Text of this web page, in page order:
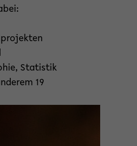
Statistik
19